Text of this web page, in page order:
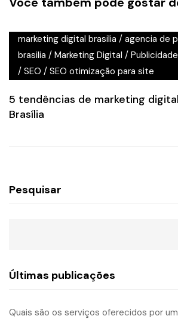
marketing digital brasilia / agencia de
brasilia / Marketing Digital / Publicidade
/ SEO / SEO otimização para site
5 tendências de marketing
Brasília
Pesquisar
Últimas publicações
Quais são os serviços oferecidos por